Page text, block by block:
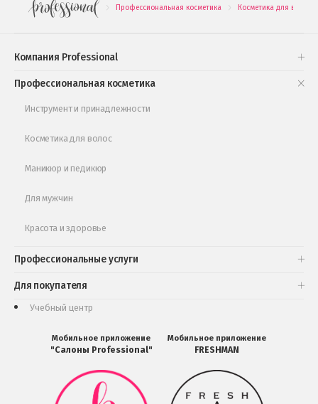
. Профессиональная косметика . Косметика для волос
Компания Professional
Профессиональная косметика
Инструмент и принадлежности
Косметика для волос
Маникюр и педикюр
Для мужчин
Красота и здоровье
Профессиональные услуги
Для покупателя
Подарочные наборы
Обучающее видео
Учебный центр
Мобильное приложение
"Салоны Professional"
Мобильное
приложение
Салоны
Мобильное приложение
FRESHMAN
Мобильное
приложение
FRESHMAN